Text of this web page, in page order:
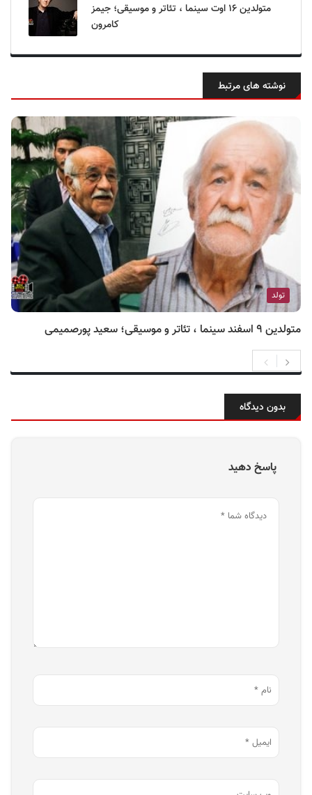
متولدین ۱۶ اوت سینما ، تئاتر و موسیقی؛ جیمز
کامرون
نوشته های مرتبط
تولد
متولدین ۹ اسفند سینما ، تئاتر و موسیقی؛ سعید پورصمیمی
بدون دیدگاه
پاسخ دهید